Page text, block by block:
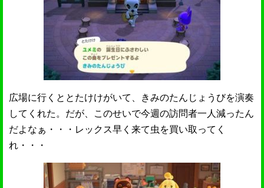
広場に行くととたけけがいて、きみのたんじょうびを演奏
してくれた。だが、このせいで今週の訪問者一人減ったん
だよなぁ・・・レックス早く来て虫を買い取ってく
れ・・・